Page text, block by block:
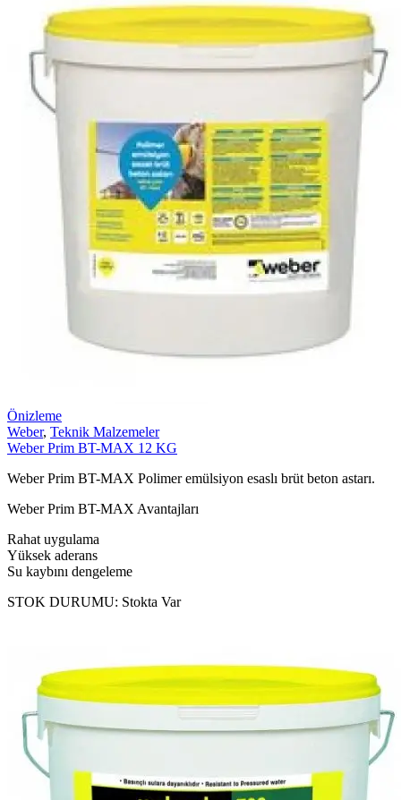
Önizleme
Weber, Teknik Malzemeler
Weber Prim BT-MAX 12 KG
Weber Prim BT-MAX Polimer emülsiyon esaslı brüt beton astarı.
Weber Prim BT-MAX Avantajları
Rahat uygulama
Yüksek aderans
Su kaybını dengeleme
STOK DURUMU: Stokta Var